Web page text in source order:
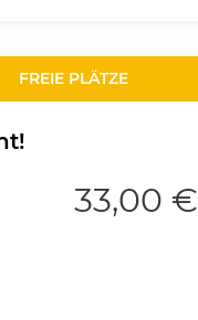
FREIE PLÄTZE
33,00 €